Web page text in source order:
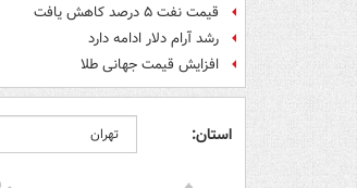
قیمت نفت ۵ درصد کاهش یافت
رشد آرام دلار ادامه دارد
افزایش قیمت جهانی طلا
استان: